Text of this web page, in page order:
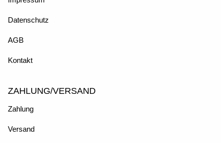
Datenschutz
AGB
Kontakt
ZAHLUNG/VERSAND
Zahlung
Versand